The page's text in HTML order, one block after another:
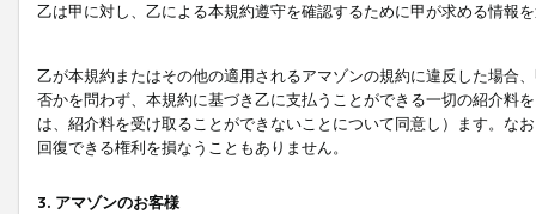
乙は甲に対し、乙による本規約遵守を確認するために甲が求める情報
乙が本規約またはその他の適用されるアマゾンの規約に違反した場合
否かを問わず、本規約に基づき乙に支払うことができる一切の紹介料
は、紹介料を受け取ることができないことについて同意し）ます。な
回復できる権利を損なうこともありません。
3. アマゾンのお客様